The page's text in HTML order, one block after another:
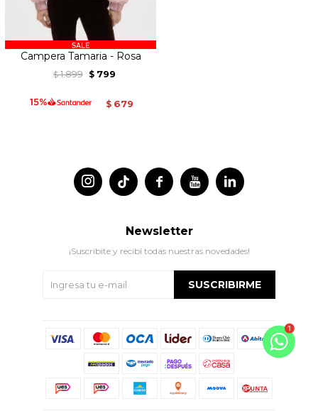
Campera Tamaria - Rosa
$ 1.899 $ 799
$ 679
 
 
Newsletter
¡Suscribite y recibí todas nuestras novedades!
SUSCRIBIRME